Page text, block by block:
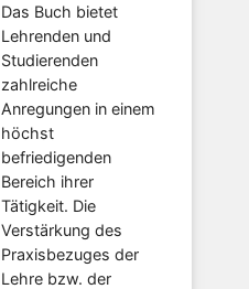
Das Buch bietet
Lehrenden und
Studierenden
zahlreiche
Anregungen in einem
höchst
befriedigenden
Bereich ihrer
Tätigkeit. Die
Verstärkung des
Praxisbezuges der
Lehre bzw. der